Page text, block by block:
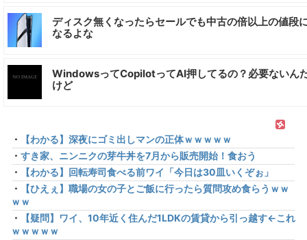
ディスク無くなったらセールでも中古の倍以上の値段
なるよな
WindowsってCopilotってAI押してるの？必要ないん
けど
・
【わかる】深夜にゴミ出しマンの正体ｗｗｗｗｗ
・ すき家、ニンニクの芽牛丼を7月から販売開始！食おう
・
【わかる】回転寿司食べる前ワイ「今日は30皿いくぞぉ」
・
【ひえぇ】職場の女の子とご飯に行ったら質問攻め食らうｗｗ
ｗｗ
・
【疑問】ワイ、10年近く住んだ1LDKの賃貸から引っ越す←これ
ｗｗｗｗｗ